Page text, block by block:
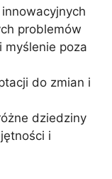
problemów
myślenie poza
do zmian i
dziedziny
i